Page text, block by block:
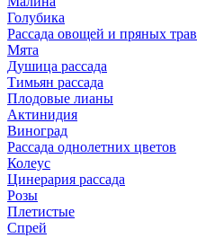
Голубика
Рассада овощей и пряных трав
Мята
Душица рассада
Тимьян рассада
Плодовые лианы
Актинидия
Виноград
Рассада однолетних цветов
Колеус
Цинерария рассада
Розы
Плетистые
Спрей